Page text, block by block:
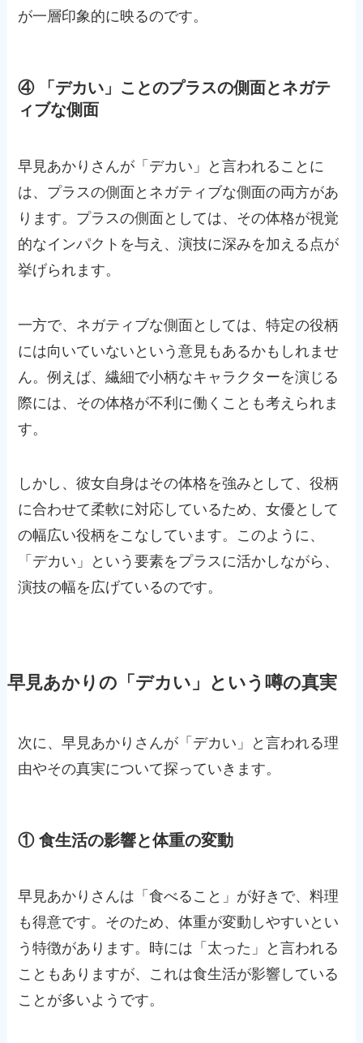
が一層印象的に映るのです。
④ 「デカい」ことのプラスの側面とネガテ
ィブな側面
早見あかりさんが「デカい」と言われることに
は、プラスの側面とネガティブな側面の両方があ
ります。プラスの側面としては、その体格が視覚
的なインパクトを与え、演技に深みを加える点が
挙げられます。
一方で、ネガティブな側面としては、特定の役柄
には向いていないという意見もあるかもしれませ
ん。例えば、繊細で小柄なキャラクターを演じる
際には、その体格が不利に働くことも考えられま
す。
しかし、彼女自身はその体格を強みとして、役柄
に合わせて柔軟に対応しているため、女優として
の幅広い役柄をこなしています。このように、
「デカい」という要素をプラスに活かしながら、
演技の幅を広げているのです。
早見あかりの「デカい」という噂の真実
次に、早見あかりさんが「デカい」と言われる理
由やその真実について探っていきます。
① 食生活の影響と体重の変動
早見あかりさんは「食べること」が好きで、料理
も得意です。そのため、体重が変動しやすいとい
う特徴があります。時には「太った」と言われる
こともありますが、これは食生活が影響している
ことが多いようです。